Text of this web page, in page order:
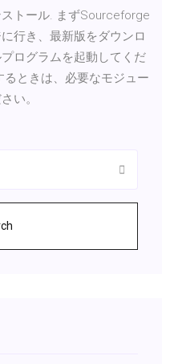
トール. まずSourceforge
行き、最新版をダウンロ
ログラムを起動してくだ
るときは、必要なモジュー
い。